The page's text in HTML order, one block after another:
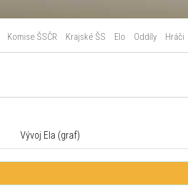
Komise ŠSČR Krajské ŠS Elo Oddíly Hráči
Vývoj Ela (graf)